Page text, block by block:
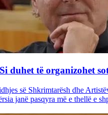
duhet të organizohet
së Shkrimtarësh dhe
janë pasqyra më e thellë e